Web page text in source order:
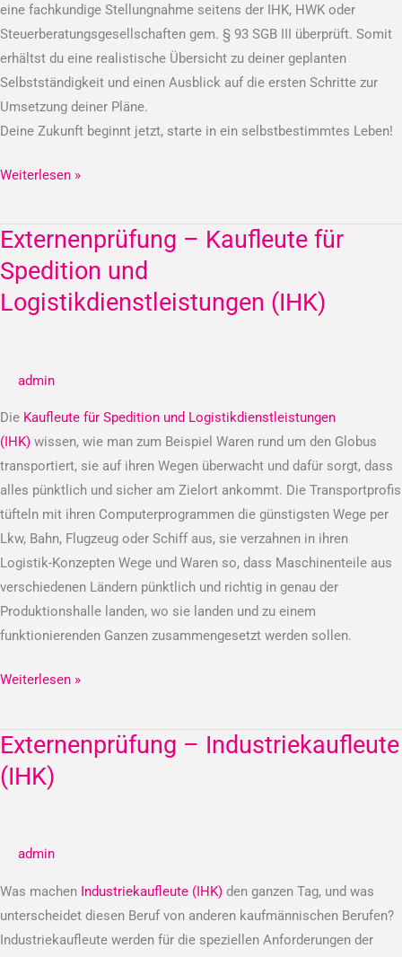
eine fachkundige Stellungnahme seitens der IHK, HWK oder
Steuerberatungsgesellschaften gem. § 93 SGB III überprüft. Somit
erhältst du eine realistische Übersicht zu deiner geplanten
Selbstständigkeit und einen Ausblick auf die ersten Schritte zur
Umsetzung deiner Pläne.
Deine Zukunft beginnt jetzt, starte in ein selbstbestimmtes Leben!
Weiterlesen »
Externenprüfung – Kaufleute für
Spedition und
Logistikdienstleistungen (IHK)
admin
Die Kaufleute für Spedition und Logistikdienstleistungen
(IHK) wissen, wie man zum Beispiel Waren rund um den Globus
transportiert, sie auf ihren Wegen überwacht und dafür sorgt, dass
alles pünktlich und sicher am Zielort ankommt. Die Transportprofis
tüfteln mit ihren Computerprogrammen die günstigsten Wege per
Lkw, Bahn, Flugzeug oder Schiff aus, sie verzahnen in ihren
Logistik-Konzepten Wege und Waren so, dass Maschinenteile aus
verschiedenen Ländern pünktlich und richtig in genau der
Produktionshalle landen, wo sie landen und zu einem
funktionierenden Ganzen zusammengesetzt werden sollen.
Externenprüfung
–
Kaufleute
für
Logistikdienstleistungen
Weiterlesen »
Externenprüfung – Industriekaufleute
(IHK)
admin
Was machen Industriekaufleute (IHK) den ganzen Tag, und was
unterscheidet diesen Beruf von anderen kaufmännischen Berufen?
Industriekaufleute werden für die speziellen Anforderungen der
Externenprüfung
–
Industriekaufleute